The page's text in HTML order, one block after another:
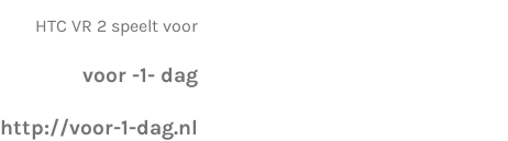
HTC VR 2 speelt voor
voor -1- dag
http://voor-1-dag.nl